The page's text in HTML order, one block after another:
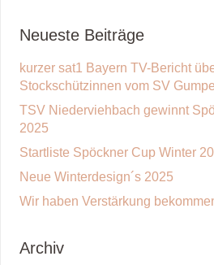
Neueste Beiträge
kurzer sat1 Bayern TV-Bericht
Stockschützinnen vom SV
TSV Niederviehbach gewinnt
2025
Startliste Spöckner Cup Winter
Neue Winterdesign´s 2025
Wir haben Verstärkung
Archiv